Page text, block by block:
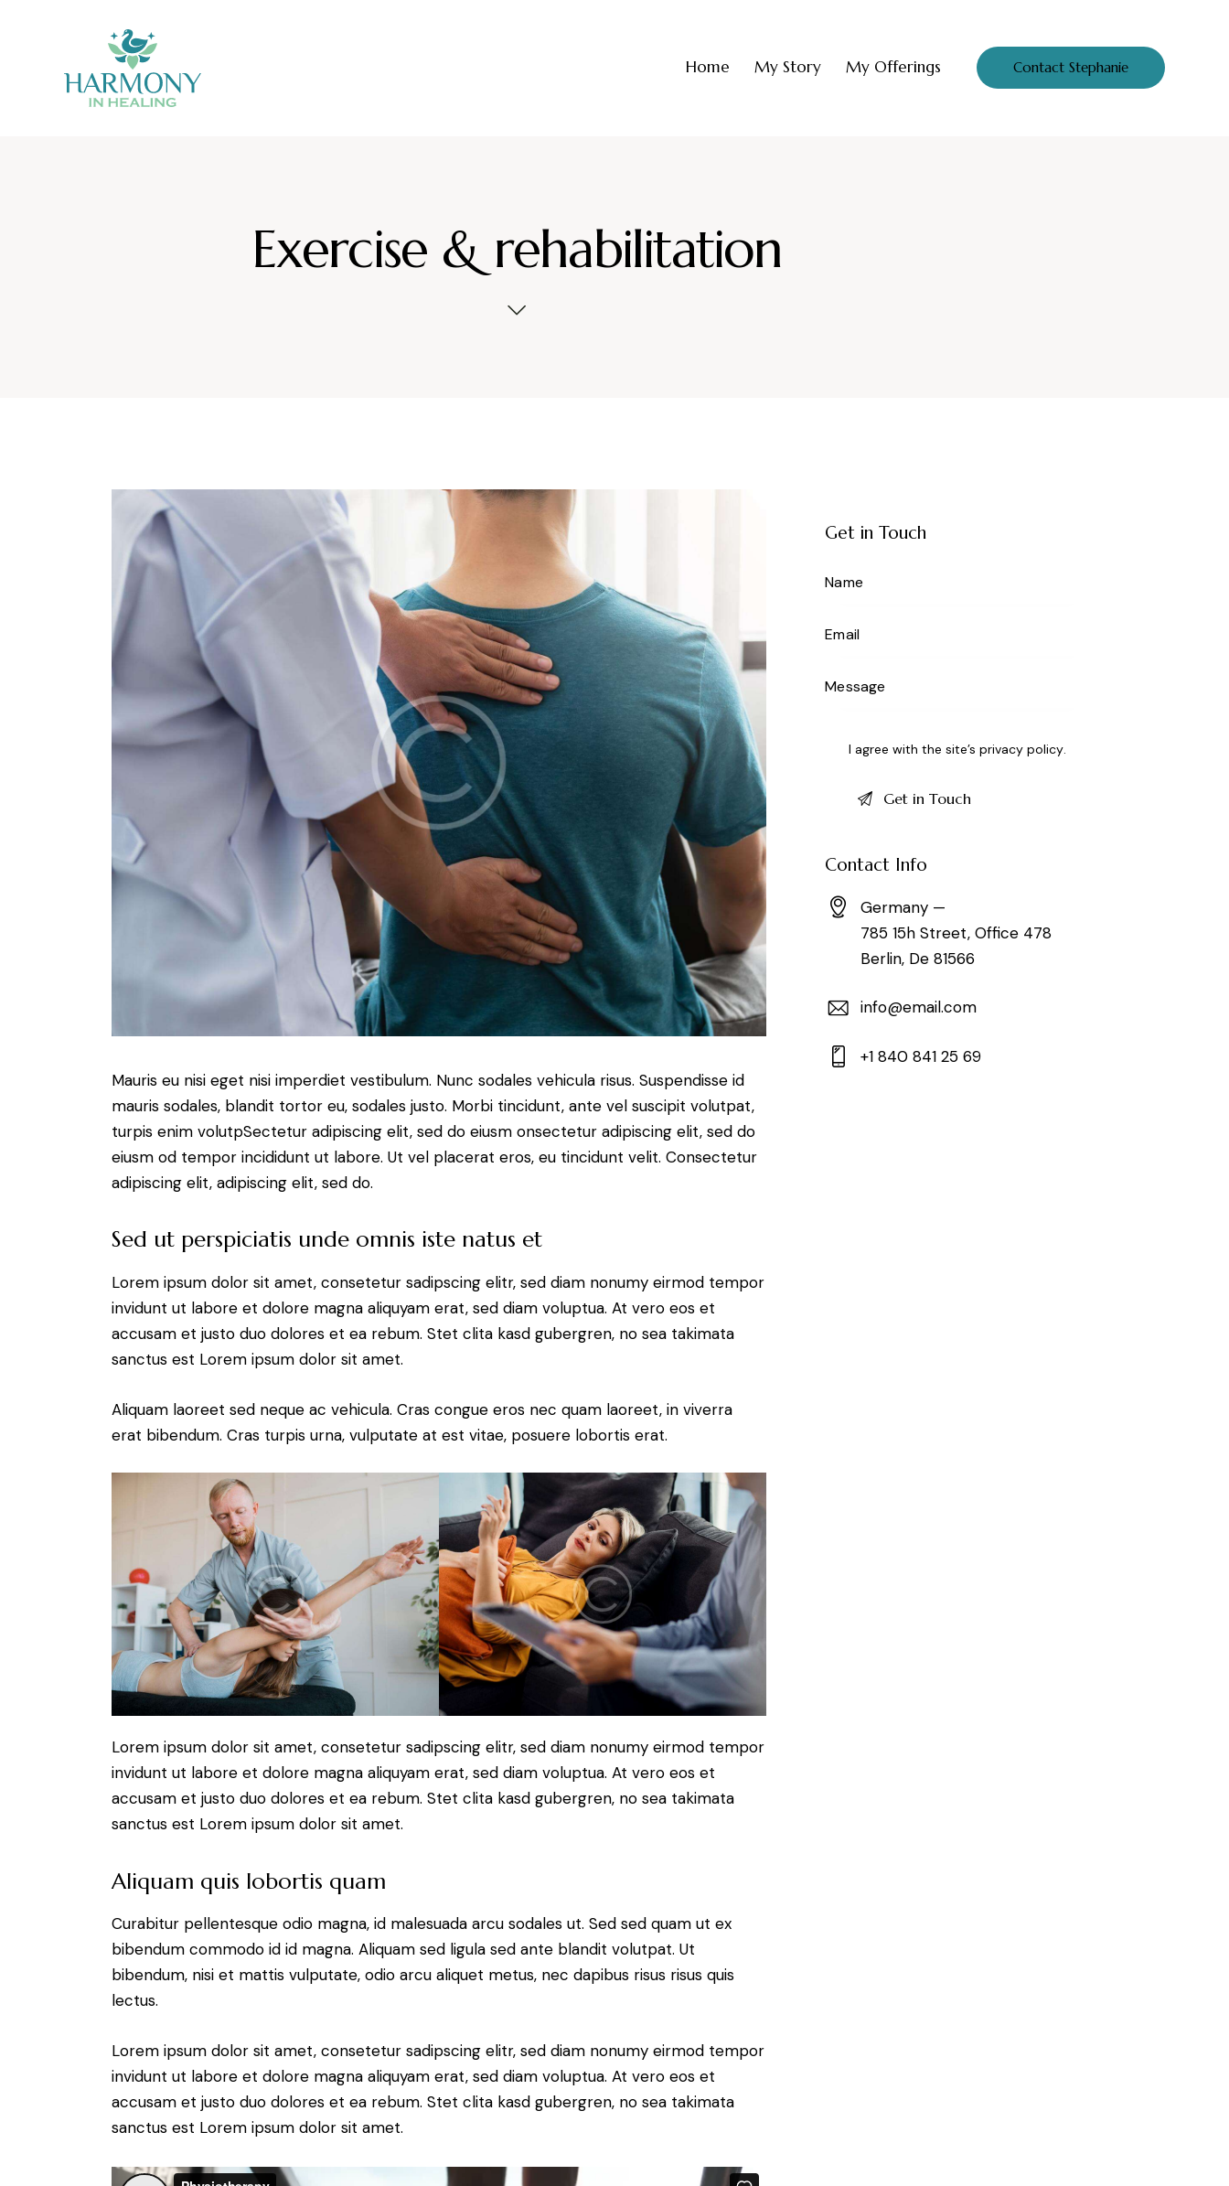
Home My Story My Offerings Contact Stephanie
Exercise & rehabilitation
Mauris eu nisi eget nisi imperdiet vestibulum. Nunc sodales vehicula risus. Suspendisse id
mauris sodales, blandit tortor eu, sodales justo. Morbi tincidunt, ante vel suscipit volutpat,
turpis enim volutpSectetur adipiscing elit, sed do eiusm onsectetur adipiscing elit, sed do
eiusm od tempor incididunt ut labore. Ut vel placerat eros, eu tincidunt velit. Consectetur
adipiscing elit, adipiscing elit, sed do.
Sed ut perspiciatis unde omnis iste natus et
Lorem ipsum dolor sit amet, consetetur sadipscing elitr, sed diam nonumy eirmod tempor
invidunt ut labore et dolore magna aliquyam erat, sed diam voluptua. At vero eos et
accusam et justo duo dolores et ea rebum. Stet clita kasd gubergren, no sea takimata
sanctus est Lorem ipsum dolor sit amet.
Aliquam laoreet sed neque ac vehicula. Cras congue eros nec quam laoreet, in viverra
erat bibendum. Cras turpis urna, vulputate at est vitae, posuere lobortis erat.
Lorem ipsum dolor sit amet, consetetur sadipscing elitr, sed diam nonumy eirmod tempor
invidunt ut labore et dolore magna aliquyam erat, sed diam voluptua. At vero eos et
accusam et justo duo dolores et ea rebum. Stet clita kasd gubergren, no sea takimata
sanctus est Lorem ipsum dolor sit amet.
Aliquam quis lobortis quam
Curabitur pellentesque odio magna, id malesuada arcu sodales ut. Sed sed quam ut ex
bibendum commodo id id magna. Aliquam sed ligula sed ante blandit volutpat. Ut
bibendum, nisi et mattis vulputate, odio arcu aliquet metus, nec dapibus risus risus quis
lectus.
Lorem ipsum dolor sit amet, consetetur sadipscing elitr, sed diam nonumy eirmod tempor
invidunt ut labore et dolore magna aliquyam erat, sed diam voluptua. At vero eos et
accusam et justo duo dolores et ea rebum. Stet clita kasd gubergren, no sea takimata
sanctus est Lorem ipsum dolor sit amet.
Get in Touch
I agree with the site’s privacy policy.
Contact Info
Germany —
785 15h Street, Office 478
Berlin, De 81566
info@email.com
+1 840 841 25 69